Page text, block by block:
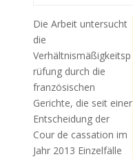
Die Arbeit untersucht
die
Verhältnismäßigkeitsp
rüfung durch die
französischen
Gerichte, die seit einer
Entscheidung der
Cour de cassation im
Jahr 2013 Einzelfälle